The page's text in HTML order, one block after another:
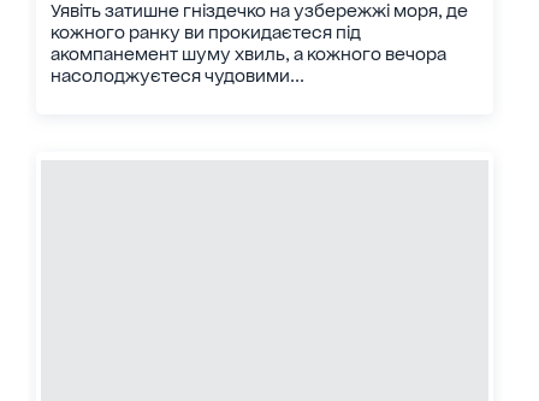
Уявіть затишне гніздечко на узбережжі моря, де
кожного ранку ви прокидаєтеся під
акомпанемент шуму хвиль, а кожного вечора
насолоджуєтеся чудовими...